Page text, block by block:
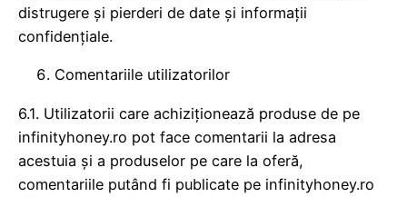
distrugere și pierderi de date și informații
confidențiale.
Comentariile utilizatorilor
6.1. Utilizatorii care achiziționează produse de pe
infinityhoney.ro pot face comentarii la adresa
acestuia și a produselor pe care la oferă,
comentariile putând fi publicate pe infinityhoney.ro